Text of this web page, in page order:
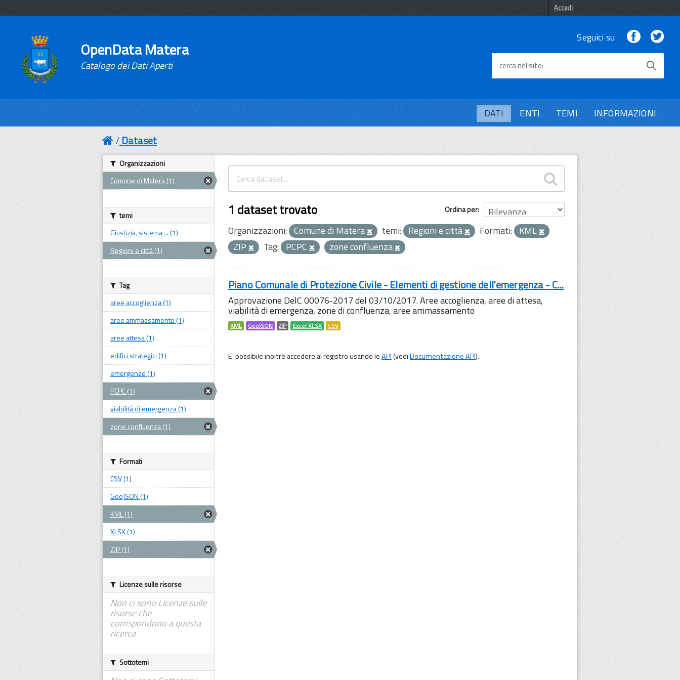
Accedi
OpenData Matera
Catalogo dei Dati Aperti
Seguici su Facebook
cerca nel sito
DATI ENTI TEMI INFORMAZIONI
Dataset
Ordina per
1 dataset trovato
Organizzazioni: Comune di Matera temi: Regioni e città Formati: KML
ZIP
Tag: PCPC zone confluenza
Piano Comunale di Protezione Civile - Elementi di gestione dell'emergenza - C...
Approvazione DelC 00076-2017 del 03/10/2017. Aree accoglienza, aree di attesa,
viabilità di emergenza, zone di confluenza, aree ammassamento
KML GeoJSON ZIP Excel XLSX CSV
E' possibile inoltre accedere al registro usando leAPI(vediDocumentazione API).
Organizzazioni
Comune di Matera (1)
temi
Giustizia, sistema ... (1)
Regioni e città (1)
Tag
aree accoglienza (1)
aree ammassamento (1)
aree attesa (1)
edifici strategici (1)
emergenze (1)
PCPC (1)
viabilità di emergenza (1)
zone confluenza (1)
Formati
CSV (1)
GeoJSON (1)
KML (1)
XLSX (1)
ZIP (1)
Licenze sulle risorse
Non ci sono Licenze sulle
risorse che
corrispondono a questa
ricerca
Sottotemi